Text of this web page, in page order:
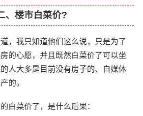
、楼市白菜价?
，我只知道他们这么说，只是为了
的心愿，并且既然白菜价了可以坐
人大多是目前没有房子的、自媒体
的。
白菜价了，是什么后果：